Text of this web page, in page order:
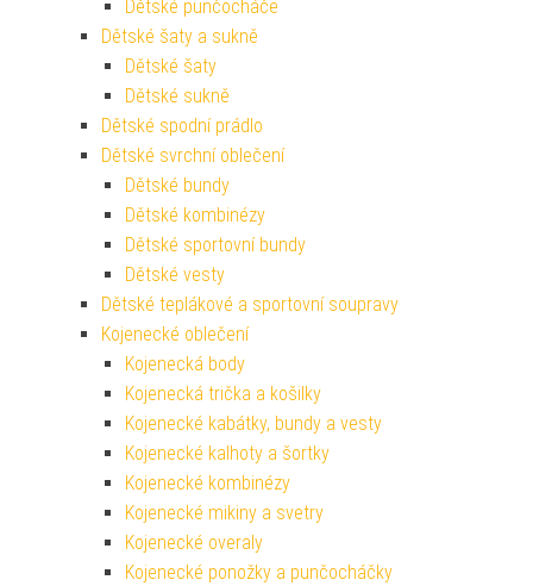
Dětské punčocháče
Dětské šaty a sukně
Dětské šaty
Dětské sukně
Dětské spodní prádlo
Dětské svrchní oblečení
Dětské bundy
Dětské kombinézy
Dětské sportovní bundy
Dětské vesty
Dětské teplákové a sportovní soupravy
Kojenecké oblečení
Kojenecká body
Kojenecká trička a košilky
Kojenecké kabátky, bundy a vesty
Kojenecké kalhoty a šortky
Kojenecké kombinézy
Kojenecké mikiny a svetry
Kojenecké overaly
Kojenecké ponožky a punčocháčky